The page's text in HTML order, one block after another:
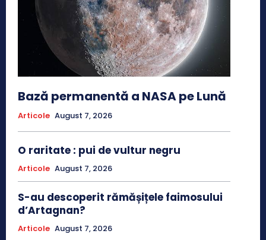
Bază permanentă a NASA pe Lună
Articole August 7, 2026
O raritate : pui de vultur negru
Articole August 7, 2026
S-au descoperit rămășițele faimosului
d’Artagnan?
Articole August 7, 2026